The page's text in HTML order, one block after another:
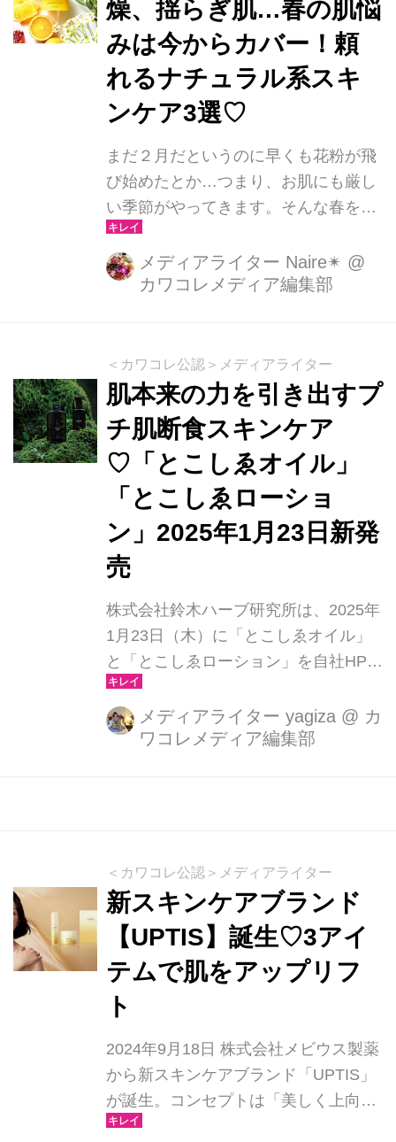
燥、揺らぎ肌…春の肌悩
みは今からカバー！頼
れるナチュラル系スキ
ンケア3選♡
まだ２月だというのに早くも花粉が飛
び始めたとか…つまり、お肌にも厳し
い季節がやってきます。そんな春を乗
り切るには、早めの対策が大切！今年
こそ使ってみたい、頼れるスキンケア
アイテムを集めました♬
メディアライター Naire✴︎ @
カワコレメディア編集部
＜カワコレ公認＞メディアライター
肌本来の力を引き出すプ
チ肌断食スキンケア
♡「とこしゑオイル」
「とこしゑローショ
ン」2025年1月23日新発
売
株式会社鈴木ハーブ研究所は、2025年
1月23日（木）に「とこしゑオイル」
と「とこしゑローション」を自社HPに
て新発売します。これらの製品は、人
の恒常性機能に着目し、肌本来の力を
活性化させることを目的としたスキン
ら潤う力を引き出すことを目指してい
ます。
メディアライター yagiza @ カ
ワコレメディア編集部
＜カワコレ公認＞メディアライター
新スキンケアブランド
【UPTIS】誕生♡3アイ
テムで肌をアップリフ
ト
2024年9月18日 株式会社メビウス製薬
から新スキンケアブランド「UPTIS」
が誕生。コンセプトは「美しく上向く*
肌へ」。リリースされるのは、卵殻膜